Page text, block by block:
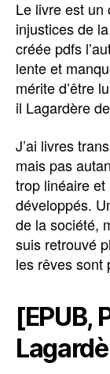
Le livre est un
injustices de
créée pdfs
lente et
mérite d’être
il Lagardère
J’ai livres
mais pas
trop linéaire
développés.
de la société,
suis retrouvé
les rêves sont
[EPUB,